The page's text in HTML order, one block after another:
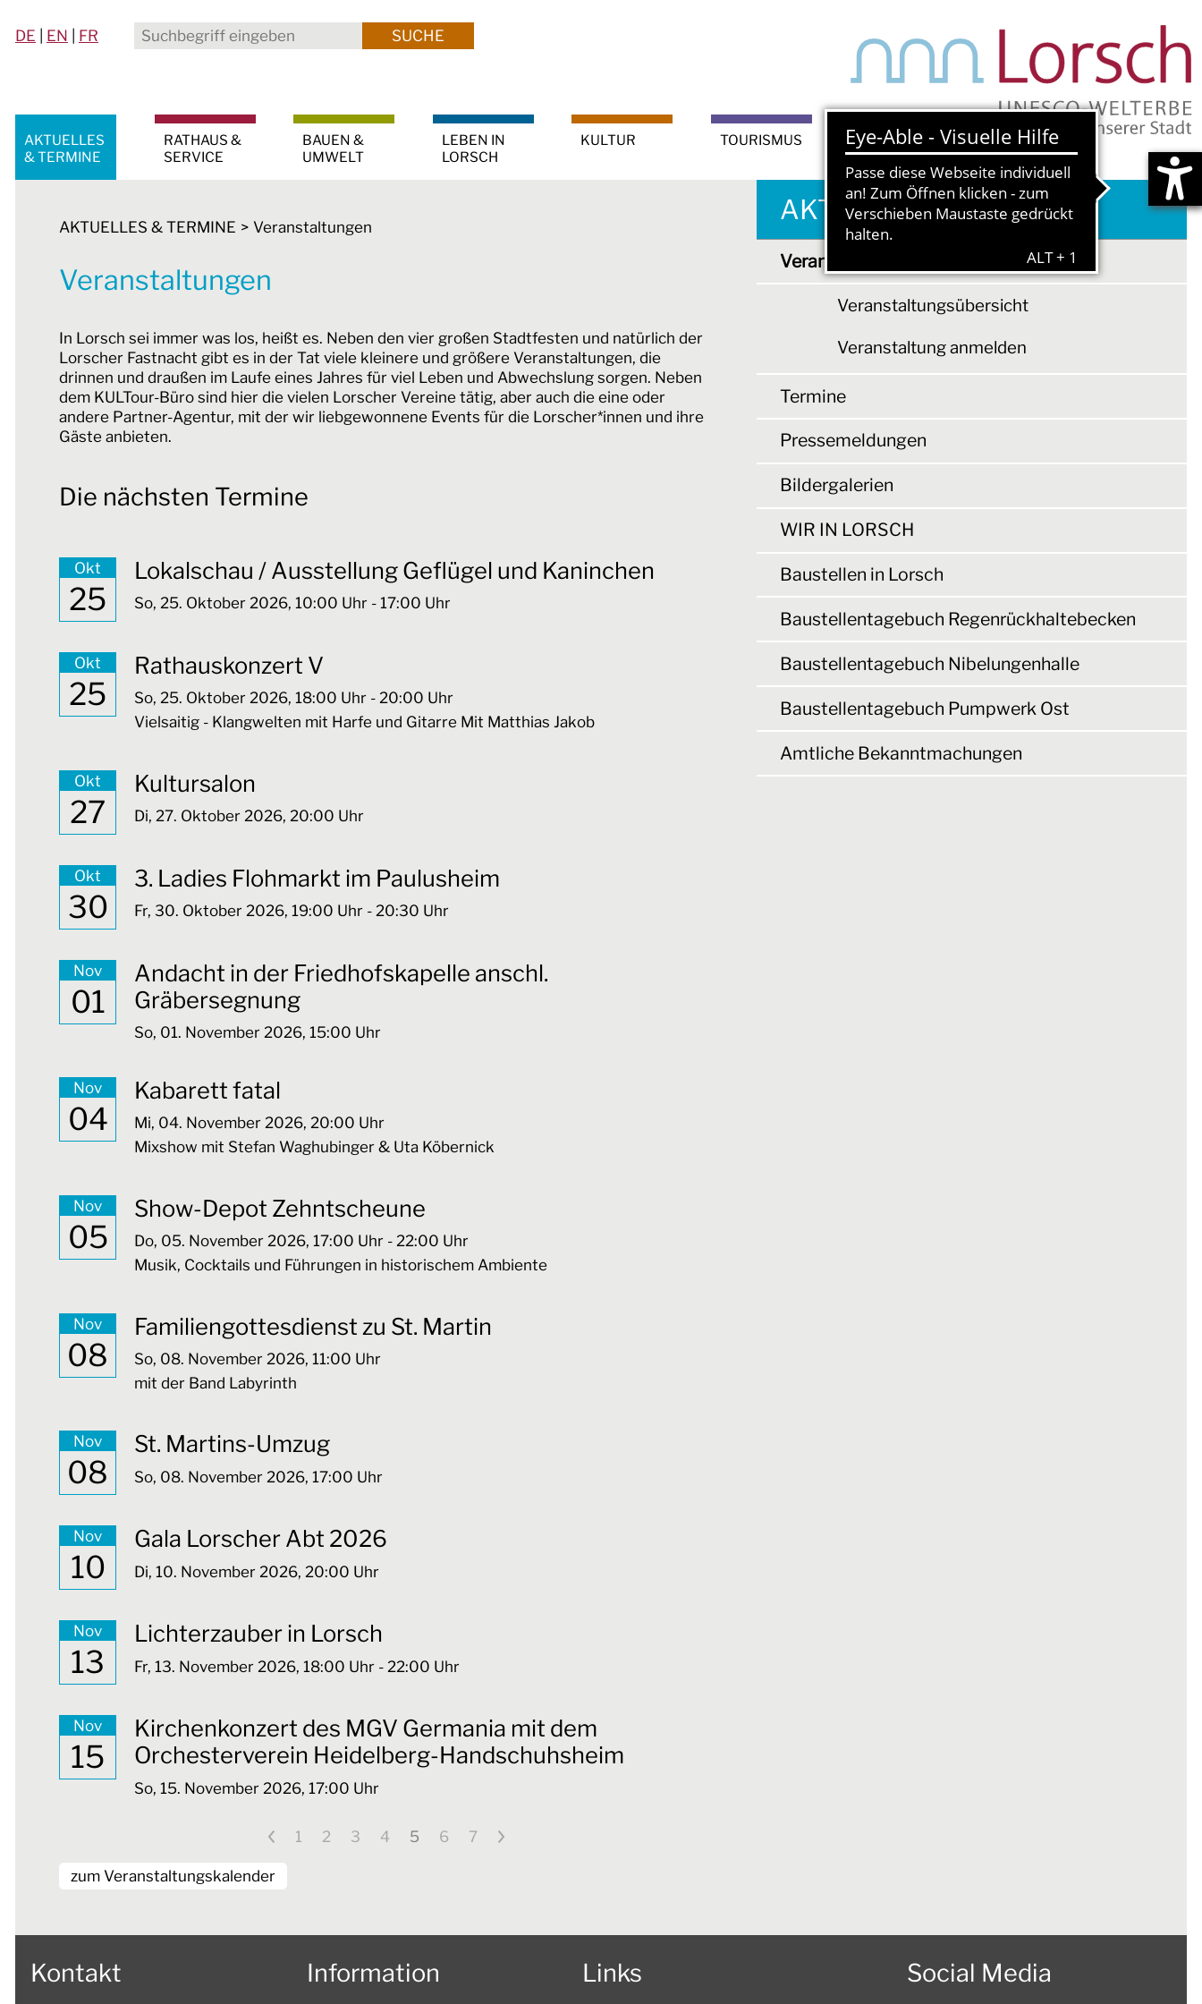
DE EN FR SUCHE
AKTUELLES
& TERMINE
RATHAUS &
SERVICE
BAUEN &
UMWELT
LEBEN IN
LORSCH
KULTUR TOURISMUS
AKTUELLES & TERMINE Veranstaltungen
Veranstaltungen
In Lorsch sei immer was los, heißt es. Neben den vier großen Stadtfesten und natürlich der
Lorscher Fastnacht gibt es in der Tat viele kleinere und größere Veranstaltungen, die
drinnen und draußen im Laufe eines Jahres für viel Leben und Abwechslung sorgen. Neben
dem KULTour-Büro sind hier die vielen Lorscher Vereine tätig, aber auch die eine oder
andere Partner-Agentur, mit der wir liebgewonnene Events für die Lorscher*innen und ihre
Gäste anbieten.
Die nächsten Termine
Okt
25
Lokalschau / Ausstellung Geflügel und Kaninchen
So,25. Oktober 2026, 10:00 Uhr - 17:00 Uhr
Okt
25
Rathauskonzert V
So,25. Oktober 2026, 18:00 Uhr - 20:00 Uhr
Vielsaitig - Klangwelten mit Harfe und Gitarre Mit Matthias Jakob
Okt
27
Kultursalon
Di,27. Oktober 2026, 20:00 Uhr
Okt
30
3. Ladies Flohmarkt im Paulusheim
Fr,30. Oktober 2026, 19:00 Uhr - 20:30 Uhr
Nov
01
Andacht in der Friedhofskapelle anschl.
Gräbersegnung
So, 01. November 2026, 15:00 Uhr
Nov
04
Kabarett fatal
Mi, 04. November 2026, 20:00 Uhr
Mixshow mit Stefan Waghubinger & Uta Köbernick
Nov
05
Show-Depot Zehntscheune
Do, 05. November 2026, 17:00 Uhr - 22:00 Uhr
Musik, Cocktails und Führungen in historischem Ambiente
Nov
08
Familiengottesdienst zu St. Martin
So, 08. November 2026, 11:00 Uhr
mit der Band Labyrinth
Nov
08
St. Martins-Umzug
So, 08. November 2026, 17:00 Uhr
Nov
10
Gala Lorscher Abt 2026
Di,10. November 2026, 20:00 Uhr
Nov
13
Lichterzauber in Lorsch
Fr,13. November 2026, 18:00 Uhr - 22:00 Uhr
Nov
15
Kirchenkonzert des MGV Germania mit dem
Orchesterverein Heidelberg-Handschuhsheim
So,15. November 2026, 17:00 Uhr
< 1 2 3 4 5 6 7 >
zum Veranstaltungskalender
AKTUELLES & TERMINE
Veranstaltungen
Veranstaltungsübersicht
Veranstaltung anmelden
Termine
Pressemeldungen
Bildergalerien
WIR IN LORSCH
Baustellen in Lorsch
Baustellentagebuch Regenrückhaltebecken
Baustellentagebuch Nibelungenhalle
Baustellentagebuch Pumpwerk Ost
Amtliche Bekanntmachungen
Kontakt Information Links Social Media